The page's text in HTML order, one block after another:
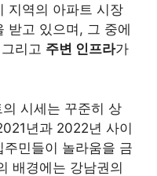
지역의 아파트 시장
받고 있으며, 그 중에
리고 주변 인프라가
시세는 꾸준히 상
년과 2022년 사이
민들이 놀라움을 금
배경에는 강남권의